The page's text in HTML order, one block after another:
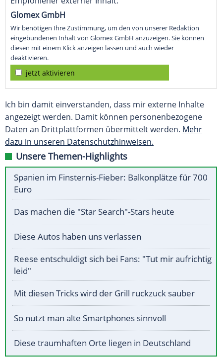
Glomex GmbH
Wir benötigen Ihre Zustimmung, um den von unserer Redaktion
eingebundenen Inhalt von Glomex GmbH anzuzeigen. Sie können
diesen mit einem Klick anzeigen lassen und auch wieder
deaktivieren.
jetzt aktivieren
Ich bin damit einverstanden, dass mir externe Inhalte
angezeigt werden. Damit können personenbezogene
Daten an Drittplattformen übermittelt werden. Mehr
dazu in unseren Datenschutzhinweisen.
Unsere Themen-Highlights
Spanien im Finsternis-Fieber: Balkonplätze für 700
Euro
Das machen die "Star Search"-Stars heute
Diese Autos haben uns verlassen
Reese entschuldigt sich bei Fans: "Tut mir aufrichtig
leid"
Mit diesen Tricks wird der Grill ruckzuck sauber
So nutzt man alte Smartphones sinnvoll
Diese traumhaften Orte liegen in Deutschland